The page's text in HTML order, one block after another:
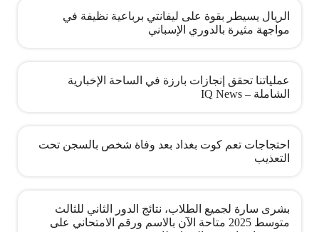
الريال يسيطر بقوة على ليفانتي برباعية نظيفة في
مواجهة مثيرة بالدوري الإسباني
عملياتنا تحقق إنجازات بارزة في الساحة الإخبارية
الشاملة – IQ News
احتجاجات تعم كوت بغداد بعد وفاة شخص بالسجن تحت
التعذيب
بشرى سارة لجميع الطلاب، نتائج الدور الثاني للثالث
متوسط 2025 متاحة الآن بالاسم ورقم الامتحاني على